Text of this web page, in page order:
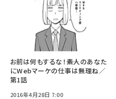
お前は何もするな！――素人のあなた
にWebマーケの仕事は無理ね／
第1話
2016年4月28日 7:00